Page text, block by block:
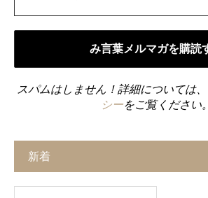
スパムはしません！詳細については、
シーをご覧ください。
新着